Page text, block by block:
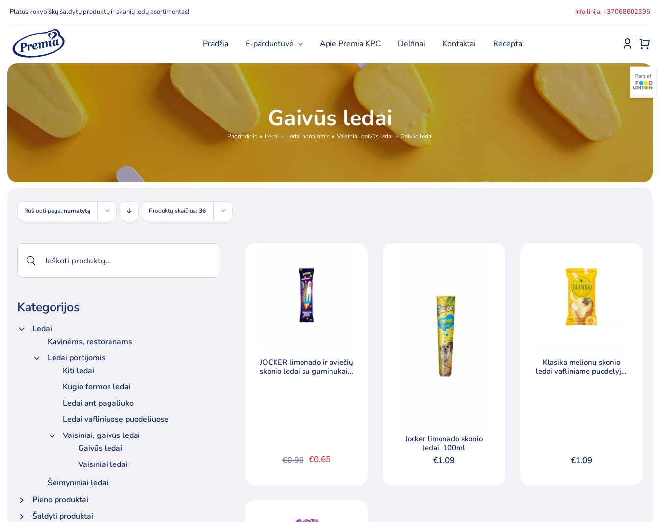
Platus kokybiškų šaldytų produktų ir skanių ledų asortimentas! Info linija: +37068602395
Pradžia E-parduotuvė Apie Premia KPC Delfinai Kontaktai Receptai
Gaivūs ledai
Pagrindinis Ledai Ledai porcijomis Vaisiniai, gaivūs ledai Gaivūs ledai
Rūšiuoti pagalnumatytą Produktų skaičius: 36
Kategorijos
Ledai
Kavinėms, restoranams
Ledai porcijomis
Kiti ledai
Kūgio formos ledai
Ledai ant pagaliuko
Ledai vafliniuose puodeliuose
Vaisiniai, gaivūs ledai
Gaivūs ledai
Vaisiniai ledai
Šeimyniniai ledai
Pieno produktai
Šaldyti produktai
JOCKER limonado ir aviečių
skonio ledai su guminukais,
€0.99
Original€0.65
Current
Jocker limonado skonio
ledai, 100ml
€1.09
Klasika melionų skonio
ledai vafliniame puodelyje,
€1.09